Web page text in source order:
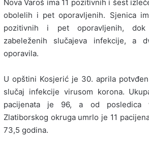
Nova Varoš ima 11 pozitivnih i šest
obolelih i pet oporavljenih. Sjenica
pozitivnih i pet oporavljenih,
zabeleženih slučajeva infekcije, a
oporavila.
U opštini Kosjerić je 30. aprila
slučaj infekcije virusom korona.
pacijenata je 96, a od posledica
Zlatiborskog okruga umrlo je 11
73,5 godina.